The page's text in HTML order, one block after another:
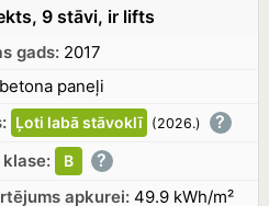
9 stāvi, ir lifts
gads:2017
paneļi
Ļoti labāstāvoklī (2026.) ?
B ?
apkurei:49.9 kWh/m²